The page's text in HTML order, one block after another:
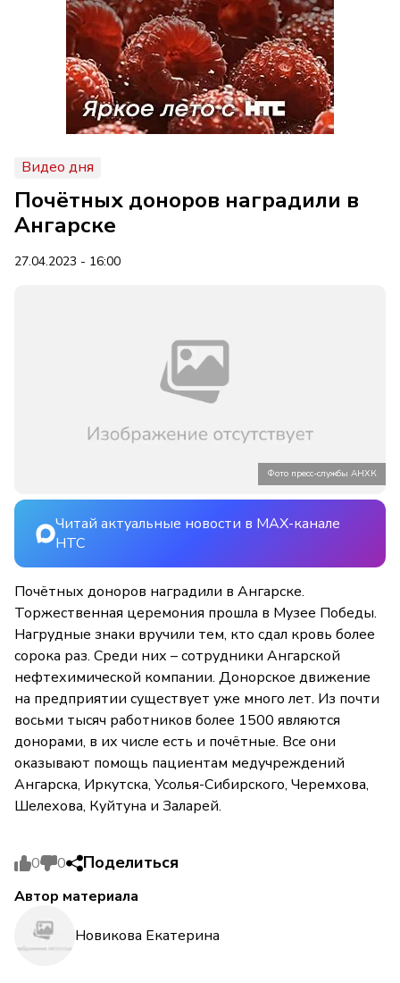
Видео дня
Почётных доноров наградили в
Ангарске
27.04.2023 - 16:00
Фото пресс-службы АНХК
Читай актуальные новости в MAX-канале
НТС
Почётных доноров наградили в Ангарске.
Торжественная церемония прошла в Музее Победы.
Нагрудные знаки вручили тем, кто сдал кровь более
сорока раз. Среди них – сотрудники Ангарской
нефтехимической компании. Донорское движение
на предприятии существует уже много лет. Из почти
восьми тысяч работников более 1500 являются
донорами, в их числе есть и почётные. Все они
оказывают помощь пациентам медучреждений
Ангарска, Иркутска, Усолья-Сибирского, Черемхова,
Шелехова, Куйтуна и Заларей.
0 0 Поделиться
Автор материала
Новикова Екатерина